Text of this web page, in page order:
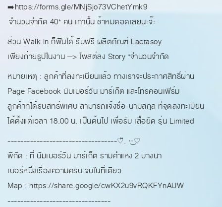
➡️https://forms.gle/MNjSjo73VChetYmk9
จำนวนจำกัด 40* คน เท่านั้น ช้าหมดอดเลยนะจ๊ะ
ส่วน Walk in ก็ฟินได้ รับฟรี ผลิตภัณฑ์ Lactasoy
เพียงถ่ายรูปในงาน —> โพสต์ลง Story *จำนวนจำกัด
หมายเหตุ : ลูกค้าที่ลงทะเบียนแล้ว ทางเราจะประกาศสิทธิ์ผ่าน
Page Facebook นัมเบอร์วัน มาร์เก็ต และโทรคอนเฟิร์ม
ลูกค้าที่ได้รับสิทธิ์พิเศษ สามารถแจ้งชื่อ-นามสกุล ที่จุดลงทะเบียน
ได้ตั้งแต่เวลา 18.00 น. เป็นต้นไป เพื่อรับ เสื้อยืด รุ่น Limited
----------------------------------♡̆̈. ·͜·♡
พิกัด : ที่ นัมเบอร์วัน มาร์เก็ต รามคำแหง 2 บางนา
เบอร์หนึ่งเรื่องความครบ จบในที่เดียว
Map : https://share.google/cwKX2u9vRQKFYnAUW
--------------------------------